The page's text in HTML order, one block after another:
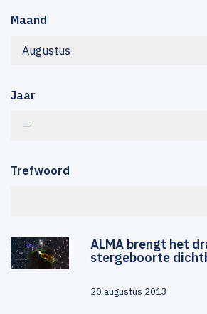
Maand
Augustus
Jaar
—
Trefwoord
ALMA brengt het
stergeboorte
20 augustus 2013